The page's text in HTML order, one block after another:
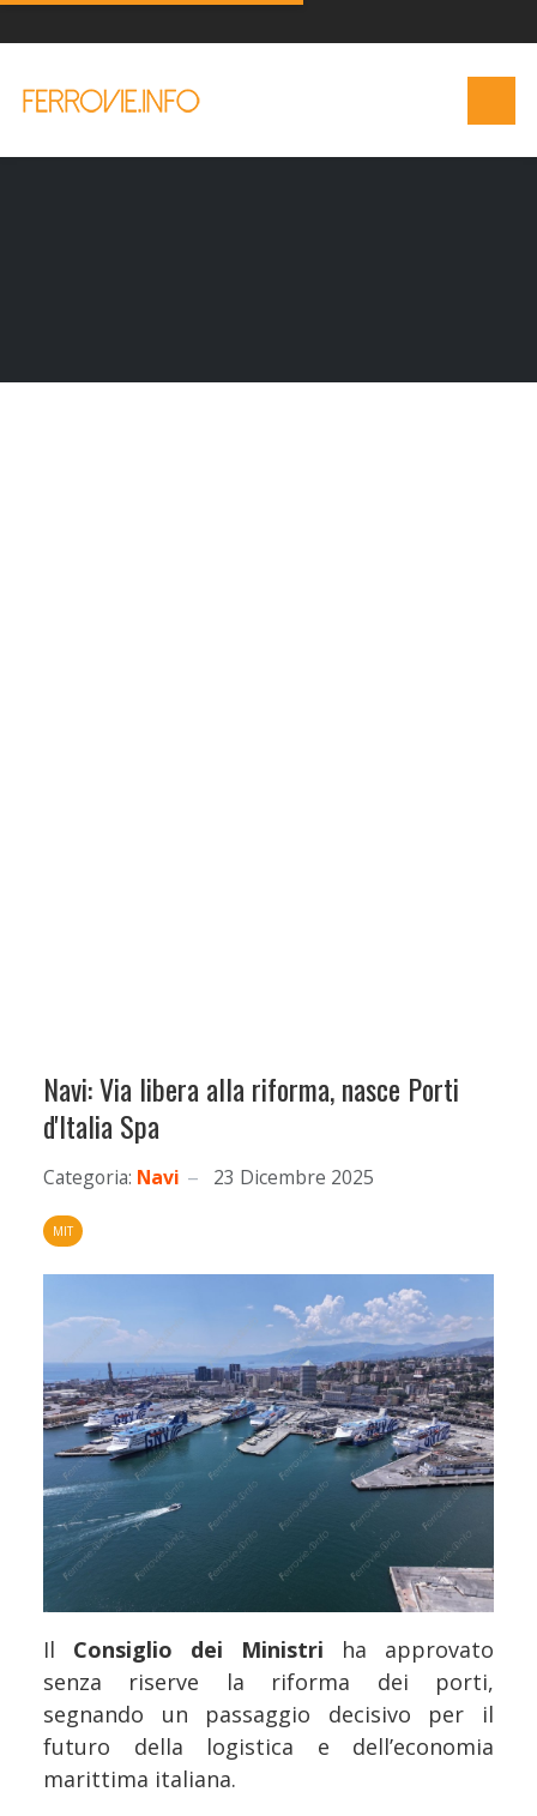
Navi: Via libera alla riforma, nasce Porti
d'Italia Spa
Categoria: Navi 23 Dicembre 2025
MIT
Il Consiglio dei Ministri ha approvato
senza riserve la riforma dei porti,
segnando un passaggio decisivo per il
futuro della logistica e dell’economia
marittima italiana.